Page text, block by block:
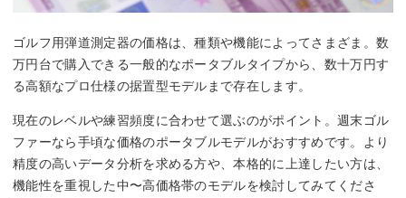
ゴルフ用弾道測定器の価格は、種類や機能によってさまざま。数
万円台で購入できる一般的なポータブルタイプから、数十万円す
る高額なプロ仕様の据置型モデルまで存在します。
現在のレベルや練習頻度に合わせて選ぶのがポイント。週末ゴル
ファーなら手頃な価格のポータブルモデルがおすすめです。より
精度の高いデータ分析を求める方や、本格的に上達したい方は、
機能性を重視した中〜高価格帯のモデルを検討してみてくださ